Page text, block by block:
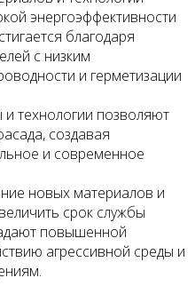
энергоэффективности
благодаря
с низким
и герметизации
технологии позволяют
создавая
и современное
новых материалов и
срок службы
повышенной
агрессивной среды и